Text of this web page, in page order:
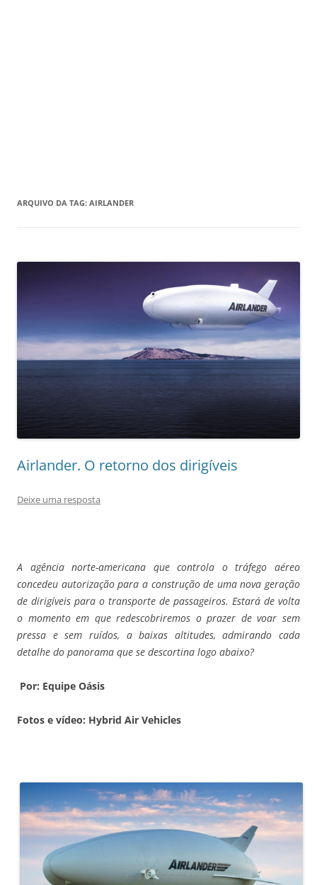
ARQUIVO DA TAG: AIRLANDER
Airlander. O retorno dos dirigíveis
Deixe uma resposta
A agência norte-americana que controla o tráfego aéreo
concedeu autorização para a construção de uma nova geração
de dirigíveis para o transporte de passageiros. Estará de volta
o momento em que redescobriremos o prazer de voar sem
pressa e sem ruídos, a baixas altitudes, admirando cada
detalhe do panorama que se descortina logo abaixo?
Por: Equipe Oásis
Fotos e vídeo: Hybrid Air Vehicles